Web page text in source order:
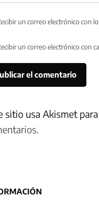
un correo electrónico con
un correo electrónico con
sitio usa Akismet